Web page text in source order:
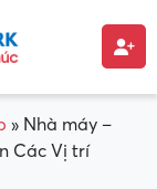
» Nhà máy –
Các Vị trí